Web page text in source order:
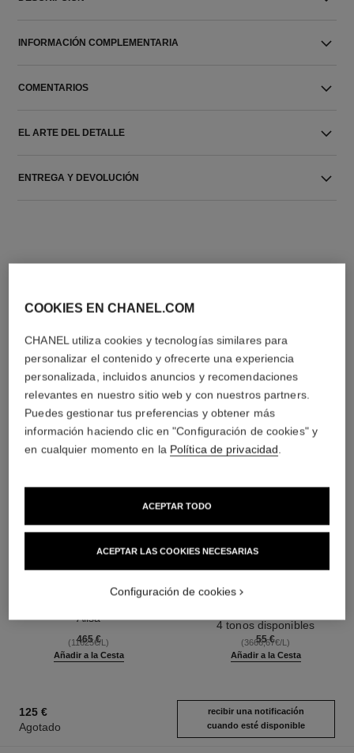
INFORMACIÓN COMPLEMENTARIA
COMENTARIOS
EL ARTE DEL DETALLE
ENTREGA Y DEVOLUCIÓN
sublimage l’essence lumière
Alisa
465 €
(11625€/L)
Añadir a la Cesta
Ref. 184930
4 tonos disponibles
55 €
(3666,67€/L)
Añadir a la Cesta
125 €
Agotado
recibir una notificación
cuando esté disponible
COOKIES EN CHANEL.COM
CHANEL utiliza cookies y tecnologías similares para
personalizar el contenido y ofrecerte una experiencia
personalizada, incluidos anuncios y recomendaciones
relevantes en nuestro sitio web y con nuestros partners.
Puedes gestionar tus preferencias y obtener más
información haciendo clic en "Configuración de cookies" y
en cualquier momento en la Política de privacidad
ACEPTAR LAS COOKIES NECESARIAS
ACEPTAR TODO
Configuración de cookies